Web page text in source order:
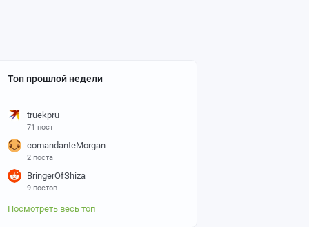
Топ прошлой недели
truekpru
71 пост
comandanteMorgan
2 поста
BringerOfShiza
9 постов
Посмотреть весь топ